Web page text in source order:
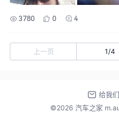
3780 0 4
上一页 1/4
给我
©2026 汽车之家